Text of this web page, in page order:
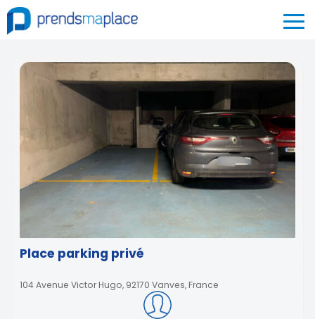
Place parking privé
104 Avenue Victor Hugo, 92170 Vanves, France